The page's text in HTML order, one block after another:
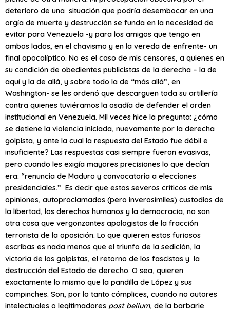
deterioro de una situación que podría desembocar en una
orgía de muerte y destrucción se funda en la necesidad de
evitar para Venezuela -y para los amigos que tengo en
ambos lados, en el chavismo y en la vereda de enfrente- un
final apocalíptico. No es el caso de mis censores, a quienes en
su condición de obedientes publicistas de la derecha – la de
aquí y la de allá, y sobre todo la de “más allá”, en
Washington- se les ordenó que descarguen toda su artillería
contra quienes tuviéramos la osadía de defender el orden
institucional en Venezuela. Mil veces hice la pregunta: ¿cómo
se detiene la violencia iniciada, nuevamente por la derecha
golpista, y ante la cual la respuesta del Estado fue débil e
insuficiente? Las respuestas casi siempre fueron evasivas,
pero cuando les exigía mayores precisiones lo que decían
era: “renuncia de Maduro y convocatoria a elecciones
presidenciales.” Es decir que estos severos críticos de mis
opiniones, autoproclamados (pero inverosímiles) custodios de
la libertad, los derechos humanos y la democracia, no son
otra cosa que vergonzantes apologistas de la fracción
terrorista de la oposición. Lo que quieren estos furiosos
escribas es nada menos que el triunfo de la sedición, la
victoria de los golpistas, el retorno de los fascistas y la
destrucción del Estado de derecho. O sea, quieren
exactamente lo mismo que la pandilla de López y sus
compinches. Son, por lo tanto cómplices, cuando no autores
intelectuales o legitimadores post bellum, de la barbarie